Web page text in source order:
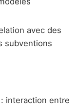
avec des
subventions
: interaction entre